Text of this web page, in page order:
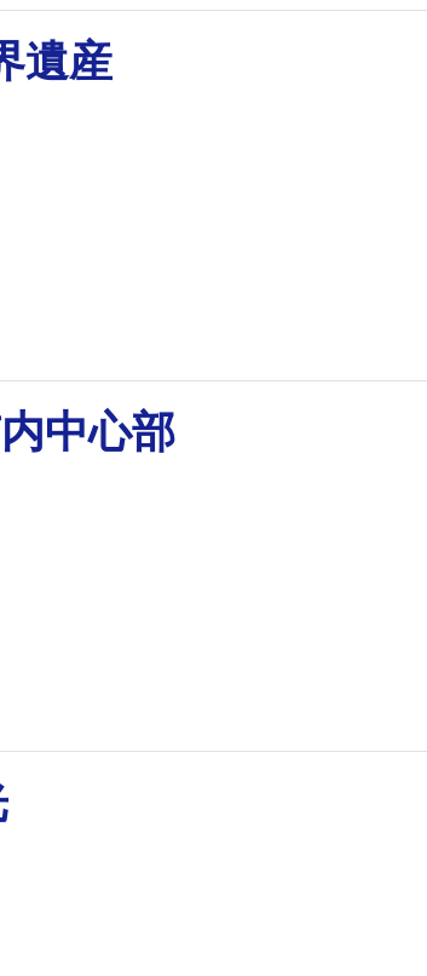
遺産
中心部